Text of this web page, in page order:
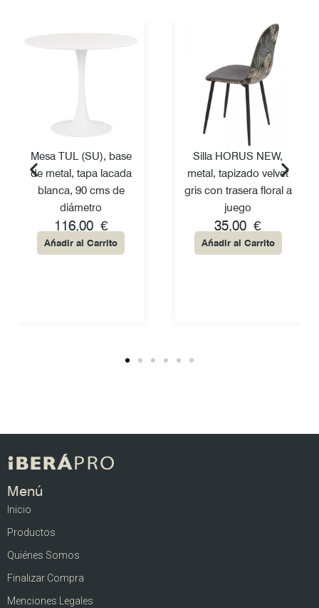
Mesa TUL (SU), base
de metal, tapa lacada
blanca, 90 cms de
diámetro
116,00 €
Añadir al Carrito
Silla HORUS NEW,
metal, tapizado velvet
gris con trasera floral a
juego
35,00€
Añadir al Carrito
Menú
Inicio
Productos
Quiénes Somos
Finalizar Compra
Menciones Legales